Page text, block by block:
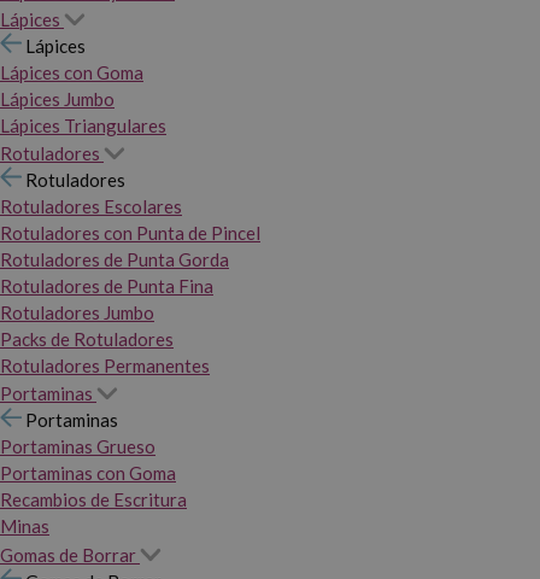
Lápices
Lápices
Lápices con Goma
Lápices Jumbo
Lápices Triangulares
Rotuladores
Rotuladores
Rotuladores Escolares
Rotuladores con Punta de Pincel
Rotuladores de Punta Gorda
Rotuladores de Punta Fina
Rotuladores Jumbo
Packs de Rotuladores
Rotuladores Permanentes
Portaminas
Portaminas
Portaminas Grueso
Portaminas con Goma
Recambios de Escritura
Minas
Gomas de Borrar